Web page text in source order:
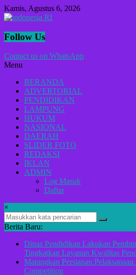
Lompat
ke
Kamis, Agustus 6, 2026
indonesia
Lugas
Menyikap
Berita,Terpercaya
Dan
Tegas
Follow Us
Contact us on WhatsApp
Menu
BERANDA
ADVERTORIAL
PENDIDIKAN
LAMPUNG
HUKUM
NASIONAL
DAERAH
SLIDER FOTO
REDAKSI
IKLAN
ADMIN
Log Masuk
Daftar
×
Berita Baru:
Dinas Pendidikan Lakukan
Tingkatkan Layanan Kwalitas
Matangkan Persiapan
Competition